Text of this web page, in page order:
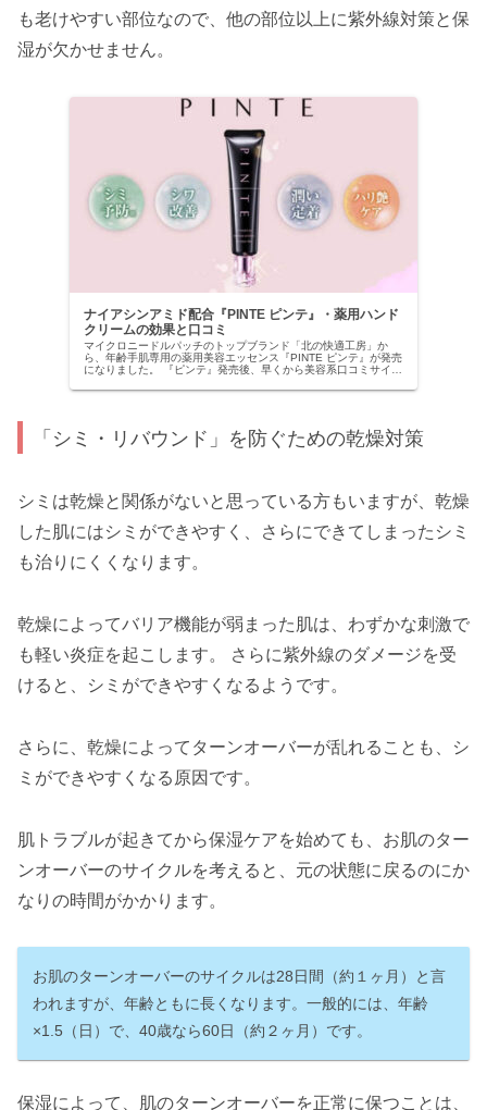
も老けやすい部位なので、他の部位以上に紫外線対策と保
湿が欠かせません。
ナイアシンアミド配合『PINTE ピンテ』・薬用ハンド
クリームの効果と口コミ
マイクロニードルパッチのトップブランド「北の快適工房」か
ら、年齢手肌専用の薬用美容エッセンス『PINTE ピンテ』が発売
になりました。 『ピンテ』発売後、早くから美容系口コミサイト
が、...
「シミ・リバウンド」を防ぐための乾燥対策
シミは乾燥と関係がないと思っている方もいますが、乾燥
した肌にはシミができやすく、さらにできてしまったシミ
も治りにくくなります。
乾燥によってバリア機能が弱まった肌は、わずかな刺激で
も軽い炎症を起こします。 さらに紫外線のダメージを受
けると、シミができやすくなるようです。
さらに、乾燥によってターンオーバーが乱れることも、シ
ミができやすくなる原因です。
肌トラブルが起きてから保湿ケアを始めても、お肌のター
ンオーバーのサイクルを考えると、元の状態に戻るのにか
なりの時間がかかります。
お肌のターンオーバーのサイクルは28日間（約１ヶ月）と言
われますが、年齢ともに長くなります。一般的には、年齢
×1.5（日）で、40歳なら60日（約２ヶ月）です。
保湿によって、肌のターンオーバーを正常に保つことは、